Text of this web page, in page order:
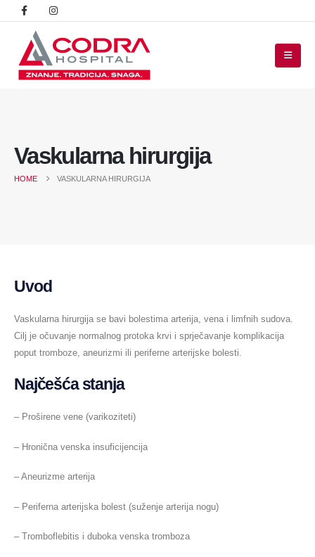
Vaskularna hirurgija
HOME VASKULARNA HIRURGIJA
Uvod
Vaskularna hirurgija se bavi bolestima arterija, vena i limfnih sudova.
Cilj je očuvanje normalnog protoka krvi i sprječavanje komplikacija
poput tromboze, aneurizmi ili periferne arterijske bolesti.
Najčešća stanja
– Proširene vene (varikoziteti)
– Hronična venska insuficijencija
– Aneurizme arterija
– Periferna arterijska bolest (suženje arterija nogu)
– Tromboflebitis i duboka venska tromboza